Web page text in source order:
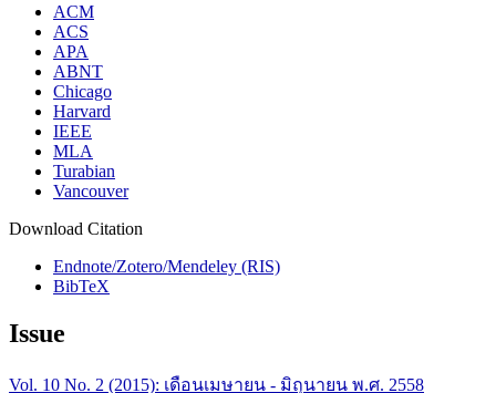
ACM
ACS
APA
ABNT
Chicago
Harvard
IEEE
MLA
Turabian
Vancouver
Download Citation
Endnote/Zotero/Mendeley (RIS)
BibTeX
Issue
Vol. 10 No. 2 (2015): เดือนเมษายน - มิถุนายน พ.ศ. 2558